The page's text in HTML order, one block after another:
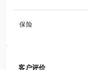
保险
客户评价